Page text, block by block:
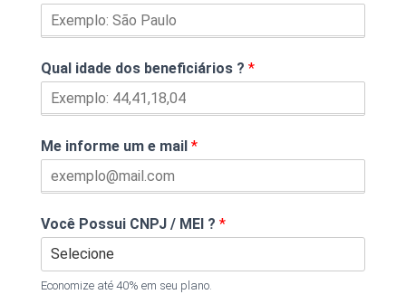
Qual idade dos beneficiários ? *
Me informe um e mail *
Você Possui CNPJ / MEI ? *
Economize até 40% em seu plano.